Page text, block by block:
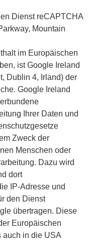
Dienst reCAPTCHA
Mountain
im Europäischen
ist Google Ireland
Dublin 4, Irland) der
Google Ireland
Ihrer Daten und
Zweck der
Menschen oder
Dazu wird
dort
IP-Adresse und
den Dienst
übertragen. Diese
Europäischen
auch in die USA